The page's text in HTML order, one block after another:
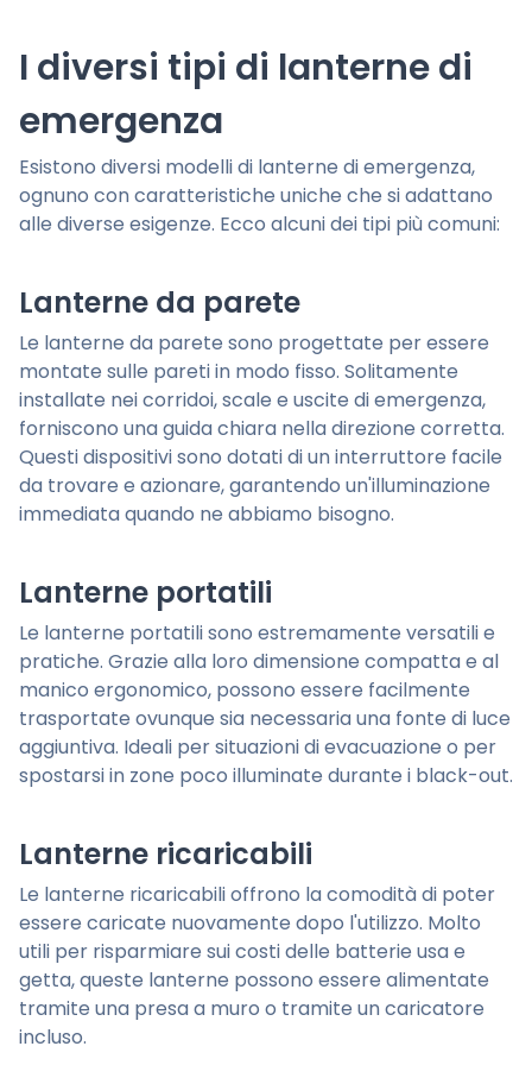
I diversi tipi di lanterne di
emergenza
Esistono diversi modelli di lanterne di emergenza,
ognuno con caratteristiche uniche che si adattano
alle diverse esigenze. Ecco alcuni dei tipi più comuni:
Lanterne da parete
Le lanterne da parete sono progettate per essere
montate sulle pareti in modo fisso. Solitamente
installate nei corridoi, scale e uscite di emergenza,
forniscono una guida chiara nella direzione corretta.
Questi dispositivi sono dotati di un interruttore facile
da trovare e azionare, garantendo un'illuminazione
immediata quando ne abbiamo bisogno.
Lanterne portatili
Le lanterne portatili sono estremamente versatili e
pratiche. Grazie alla loro dimensione compatta e al
manico ergonomico, possono essere facilmente
trasportate ovunque sia necessaria una fonte di luce
aggiuntiva. Ideali per situazioni di evacuazione o per
spostarsi in zone poco illuminate durante i black-out.
Lanterne ricaricabili
Le lanterne ricaricabili offrono la comodità di poter
essere caricate nuovamente dopo l'utilizzo. Molto
utili per risparmiare sui costi delle batterie usa e
getta, queste lanterne possono essere alimentate
tramite una presa a muro o tramite un caricatore
incluso.